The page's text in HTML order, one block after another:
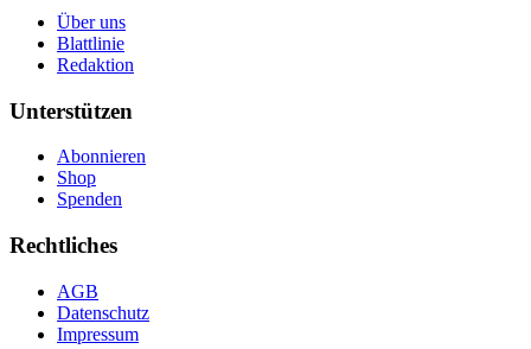
Über uns
Blattlinie
Redaktion
Unterstützen
Abonnieren
Shop
Spenden
Rechtliches
AGB
Datenschutz
Impressum